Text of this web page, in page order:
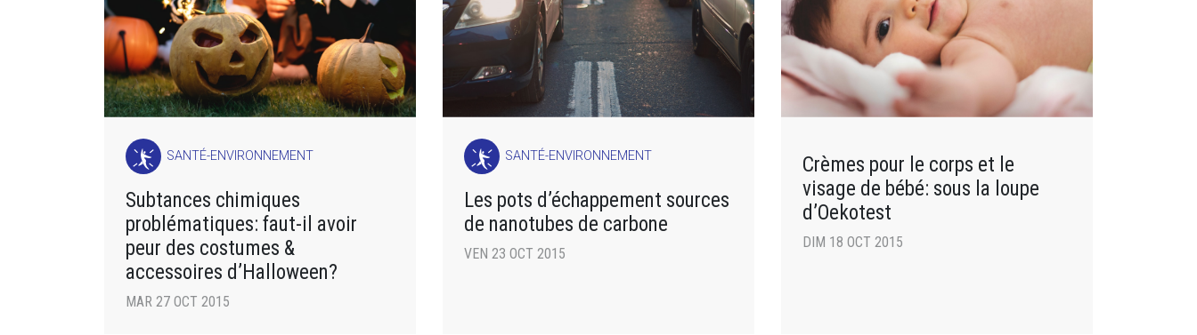
SANTÉ-ENVIRONNEMENT
Subtances chimiques
problématiques: faut-il avoir
peur des costumes &
accessoires d’Halloween?
MAR 27 OCT 2015
SANTÉ-ENVIRONNEMENT
Les pots d’échappement sources
de nanotubes de carbone
VEN 23 OCT 2015
Crèmes pour le corps et le
visage de bébé: sous la loupe
d’Oekotest
DIM 18 OCT 2015